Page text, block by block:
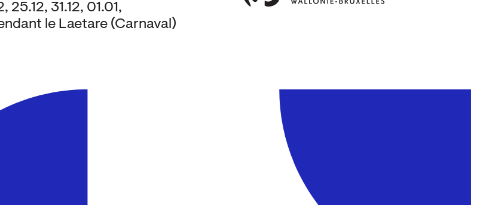
25.12, 31.12, 01.01,
le Laetare (Carnaval)